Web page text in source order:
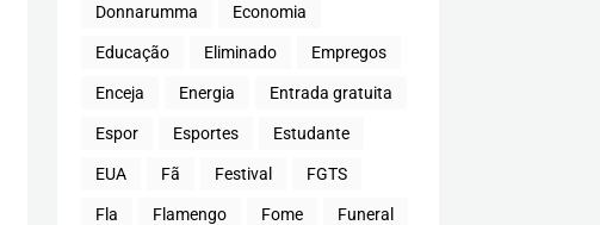
Donnarumma Economia
Educação Eliminado Empregos
Enceja Energia Entrada gratuita
Espor Esportes Estudante
EUA Fã Festival FGTS
Fla Flamengo Fome Funeral